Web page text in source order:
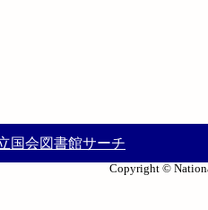
国会図書館サーチ
Copyright ©